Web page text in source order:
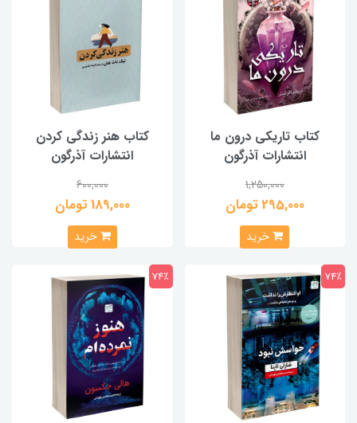
کتاب تاریکی درون ما
انتشارات آذرگون
1,250,000
295,000 تومان
خرید
کتاب هنر زندگی کردن
انتشارات آذرگون
600,000
189,000 تومان
خرید
74٪ 74٪